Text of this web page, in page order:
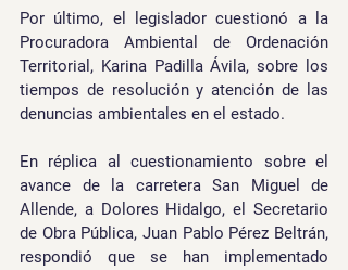
Por último, el legislador cuestionó a la
Procuradora Ambiental de Ordenación
Territorial, Karina Padilla Ávila, sobre los
tiempos de resolución y atención de las
denuncias ambientales en el estado.
En réplica al cuestionamiento sobre el
avance de la carretera San Miguel de
Allende, a Dolores Hidalgo, el Secretario
de Obra Pública, Juan Pablo Pérez Beltrán,
respondió que se han implementado